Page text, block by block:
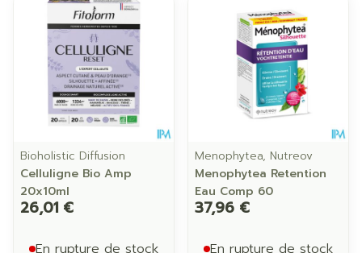
Bioholistic Diffusion
Celluligne Bio Amp
20x10ml
26,01 €
En rupture de stock
Menophytea, Nutreov
Menophytea Retention
Eau Comp 60
37,96 €
En rupture de stock